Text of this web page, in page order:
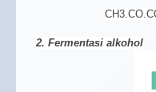
2. Fermentasi alkohol